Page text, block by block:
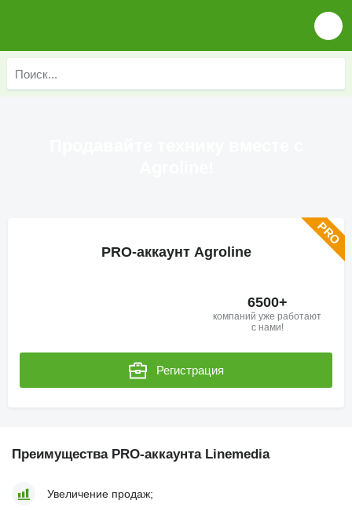
PRO-аккаунт Agroline
6500+
компаний уже работают
с нами!
Регистрация
Преимущества PRO-аккаунта Linemedia
Увеличение продаж;